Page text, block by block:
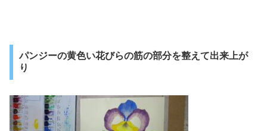
パンジーの黄色い花びらの筋の部分を整えて出来上が
り